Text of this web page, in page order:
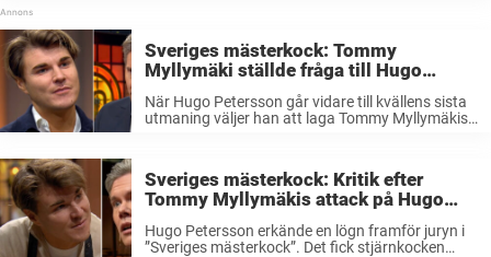
Sveriges mästerkock: Tommy
Myllymäki ställde fråga till Hugo
Petersson som klipptes bort
När Hugo Petersson går vidare till kvällens sista
utmaning väljer han att laga Tommy Myllymäkis
Sveriges mästerkock: Kritik efter
Tommy Myllymäkis attack på Hugo
Hugo Petersson erkände en lögn framför juryn i
”Sveriges mästerkock”. Det fick stjärnkocken